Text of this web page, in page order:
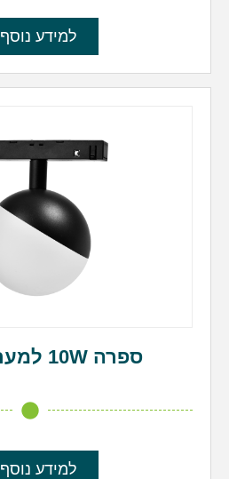
למידע נוסף
ספרה 10W למערכת מטרו
למידע נוסף